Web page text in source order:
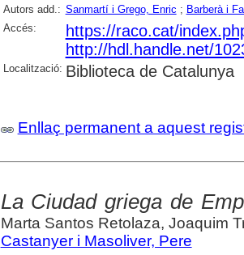
Autors add.: Sanmartí i Grego, Enric ; Barberà i
Accés:
https://raco.cat/
http://hdl.handle.net/
Localització: Biblioteca de Catalunya
Enllaç permanent a aquest
La Ciudad griega de
Marta Santos Retolaza, Joaquim
Castanyer i Masoliver, Pere